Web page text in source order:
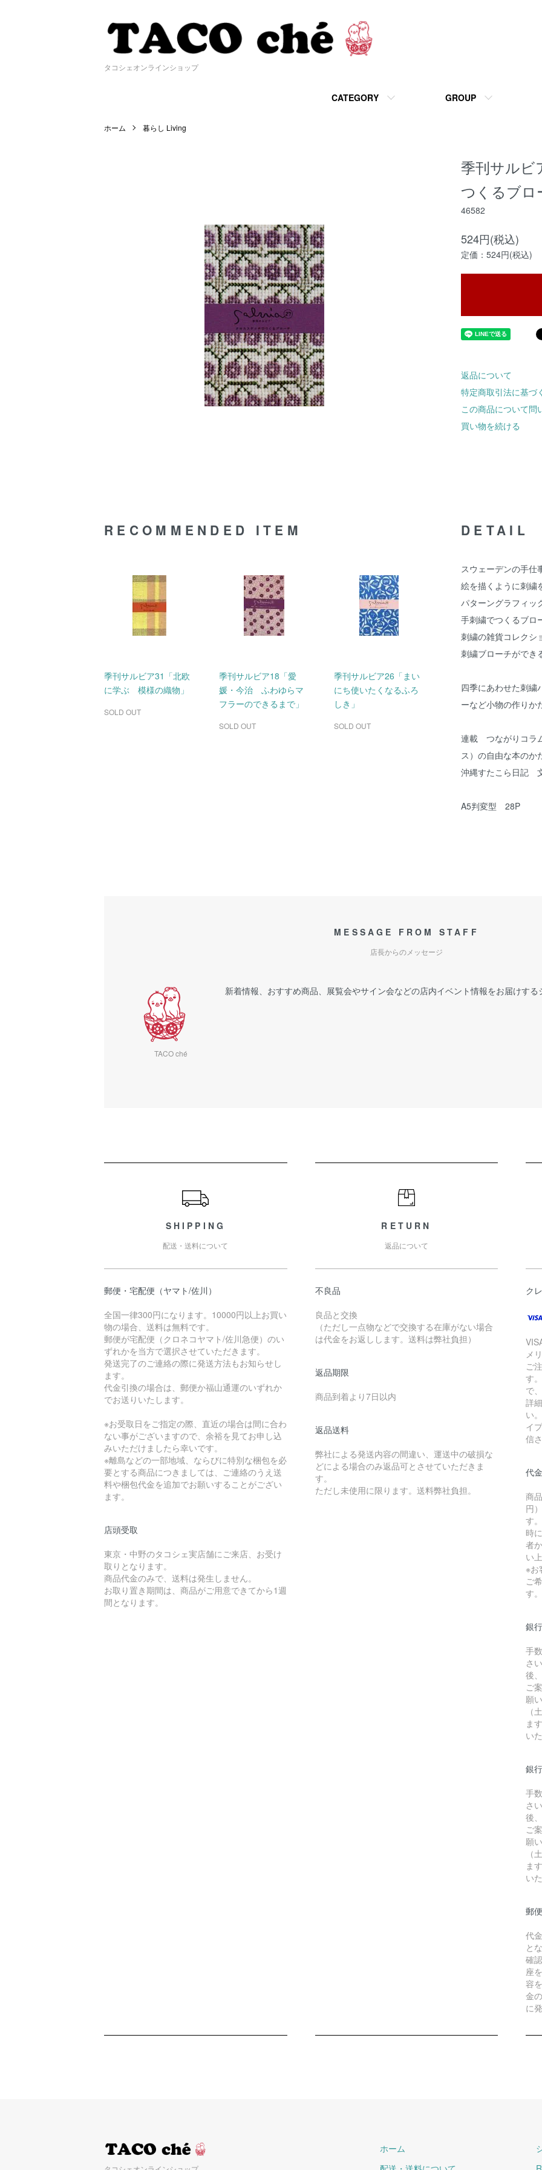
タコシェオンラインショップ
CATEGORY GROUP
ホーム 暮らし Living
季刊サルビ
つくるブロ
46582
524円(税込)
定価：524円(税込)
返品について
特定商取引法に基づ
この商品について問
買い物を続ける
DETAIL
スウェーデンの手仕
絵を描くように刺繍
パターングラフィッ
手刺繍でつくるブロ
刺繍の雑貨コレクシ
刺繍ブローチができ
四季にあわせた刺繍
ーなど小物の作りか
連載 つながりコラ
ス）の自由な本の
沖縄すたこら日記
A5判変型 28P
RECOMMENDED ITEM
季刊サルビア31「北欧
に学ぶ 模様の織物」
SOLD OUT
季刊サルビア18「愛
媛・今治 ふわゆらマ
フラーのできるまで」
SOLD OUT
季刊サルビア26「まい
にち使いたくなるふろ
しき」
SOLD OUT
MESSAGE FROM STAFF
店長からのメッセージ
TACO ché
新着情報、おすすめ商品、展覧会やサイン会などの店内イベント情報をお届けする
SHIPPING
配送・送料について
郵便・宅配便（ヤマト/佐川）
全国一律300円になります。10000円以上お買い
物の場合、送料は無料です。
郵便が宅配便（クロネコヤマト/佐川急便）のい
ずれかを当方で選択させていただきます。
発送完了のご連絡の際に発送方法もお知らせし
ます。
代金引換の場合は、郵便か福山通運のいずれか
でお送りいたします。
※お受取日をご指定の際、直近の場合は間に合わ
ない事がございますので、余裕を見てお申し込
みいただけましたら幸いです。
※離島などの一部地域、ならびに特別な梱包を必
要とする商品につきましては、ご連絡のうえ送
料や梱包代金を追加でお願いすることがござい
ます。
店頭受取
東京・中野のタコシェ実店舗にご来店、お受け
取りとなります。
商品代金のみで、送料は発生しません。
お取り置き期間は、商品がご用意できてから1週
間となります。
RETURN
返品について
不良品
良品と交換
（ただし一点物などで交換する在庫がない場合
は代金をお返しします。送料は弊社負担）
返品期限
商品到着より7日以内
返品送料
弊社による発送内容の間違い、運送中の破損な
どによる場合のみ返品可とさせていただきま
す。
ただし未使用に限ります。送料弊社負担。
ク
メ
ご
す
で
詳
い。
イ
信
代
商
円
す
時
者
い
※お
ご
す。
銀
手
さ
後
ご
願
（
ま
い
銀
手
さ
後
ご
願
（
ま
い
郵
代
と
確
座
容
金
に
ホーム